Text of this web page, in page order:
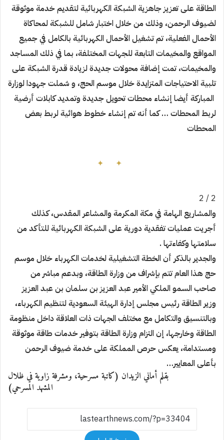
الطاقة على تعزيز جاهزية الشبكة الكهربائية لتقديم خدمة موثوقة
لضيوف الرحمن، وذلك من خلال اختبار شامل للشبكة لمحاكاة
الأحمال الفعلية، تم تشغيل الأحمال الكهربائية بالكامل في جميع
المواقع والمخيمات التابعة للجهات المختلفة، بما في ذلك المساجد
والمخيمات، تمت إضافة محولات جديدةلزيادة قدرة الشبكة على
تلبية الاحتياجات المتزايدة خلال موسم الحج، و شملت جهودا لوزارة
المباركة أيضا إنشاء محطات تحويل جديدة وتمديد كابلات أرضية
لربط المحطات … كما أنه تم إنشاء خطوط هوائية لربط بعض
المحطات
2 / 2
والمشاريع الهامة في مكة المكرمة والمشاعر المقدس، كذلك
أجريت عمليات تفقدية دورية على الشبكة الكهربائية للتأكد من
سلامتها وكفاءتها .
والجدير بالذكر أن الخطة التشغيلية لخدمات الكهرباء خلال موسم
حج هذا العام تتم بإشراف من وزارة الطاقة، وبدعم مباشر من
صاحب السمو الملكي الأمير عبد العزيز بن سلمان بن عبد العزيز
وزير الطاقة رئيس مجلس إدارة الهيئةالسعودية لتنظيم الكهرباء،
وبالتنسيق والتكامل مع مختلف الجهات ذات العلاقة داخل منظومة
الطاقة وخارجها، إنالتزام وزارة الطاقة بتوفير خدمات طاقة موثوقة
ومستدامة، يعكس حرص المملكة على خدمة ضيوف الرحمن
بأعلىالمعايير…
بقلم أماني الزيدان (كاتبة مسرحية، ومشرفة زاوية في ظلال
المشهد المسرحي)